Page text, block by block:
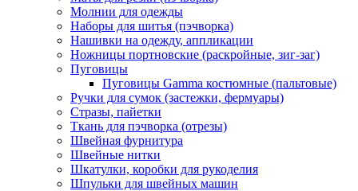
Молнии для одежды
Наборы для шитья (пэчворка)
Нашивки на одежду, аппликации
Ножницы портновские (раскройные, зиг-заг)
Пуговицы
Пуговицы Gamma костюмные (пальтовые)
Ручки для сумок (застежки, фермуары)
Стразы, пайетки
Ткань для пэчворка (отрезы)
Швейная фурнитура
Швейные нитки
Шкатулки, коробки для рукоделия
Шпульки для швейных машин